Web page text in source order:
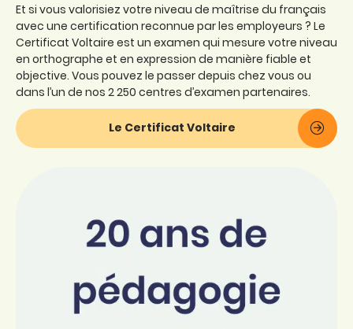
Et si vous valorisiez votre niveau de maîtrise du français
avec une certification reconnue par les employeurs ? Le
Certificat Voltaire est un examen qui mesure votre niveau
en orthographe et en expression de manière fiable et
objective. Vous pouvez le passer depuis chez vous ou
dans l’un de nos 2 250 centres d’examen partenaires.
Le Certificat Voltaire